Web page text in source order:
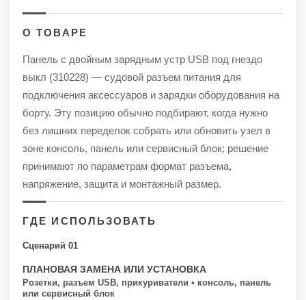
О ТОВАРЕ
Панель с двойным зарядным устр USB под гнездо
выкл (310228) — судовой разъем питания для
подключения аксессуаров и зарядки оборудования на
борту. Эту позицию обычно подбирают, когда нужно
без лишних переделок собрать или обновить узел в
зоне консоль, панель или сервисный блок; решение
принимают по параметрам формат разъема,
напряжение, защита и монтажный размер.
ГДЕ ИСПОЛЬЗОВАТЬ
Сценарий 01
ПЛАНОВАЯ ЗАМЕНА ИЛИ УСТАНОВКА
Розетки, разъем USB, прикуриватели • консоль, панель
или сервисный блок